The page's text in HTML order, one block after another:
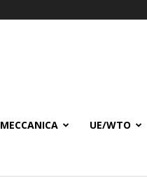
MECCANICA UE/WTO